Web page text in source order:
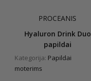
PROCEANIS
Hyaluron Drink Duo
papildai
Kategorija: Papildai
moterims